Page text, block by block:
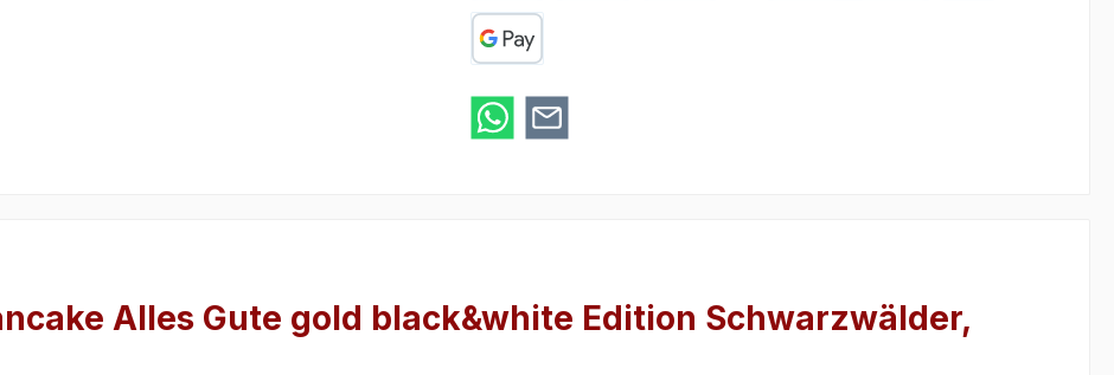
PayPal
Alles Gute gold black&white Edition Schwarzwälder,